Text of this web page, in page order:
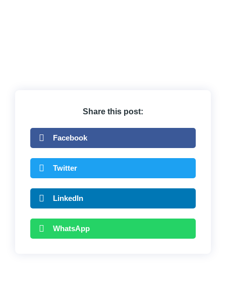
Share this post:
Facebook
Twitter
LinkedIn
WhatsApp